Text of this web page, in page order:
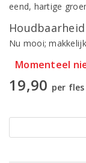
eend, hartige
Houdbaarheid
Nu mooi;
Momenteel
19,90 per fles